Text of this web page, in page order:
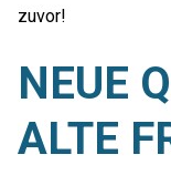
zuvor!
NEUE
ALTE